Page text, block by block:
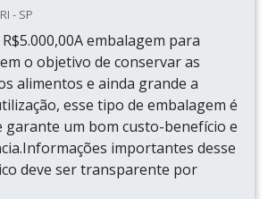
- SP
embalagem para
o objetivo de conservar as
alimentos e ainda grande a
esse tipo de embalagem é
garante um bom custo-benefício e
importantes desse
deve ser transparente por